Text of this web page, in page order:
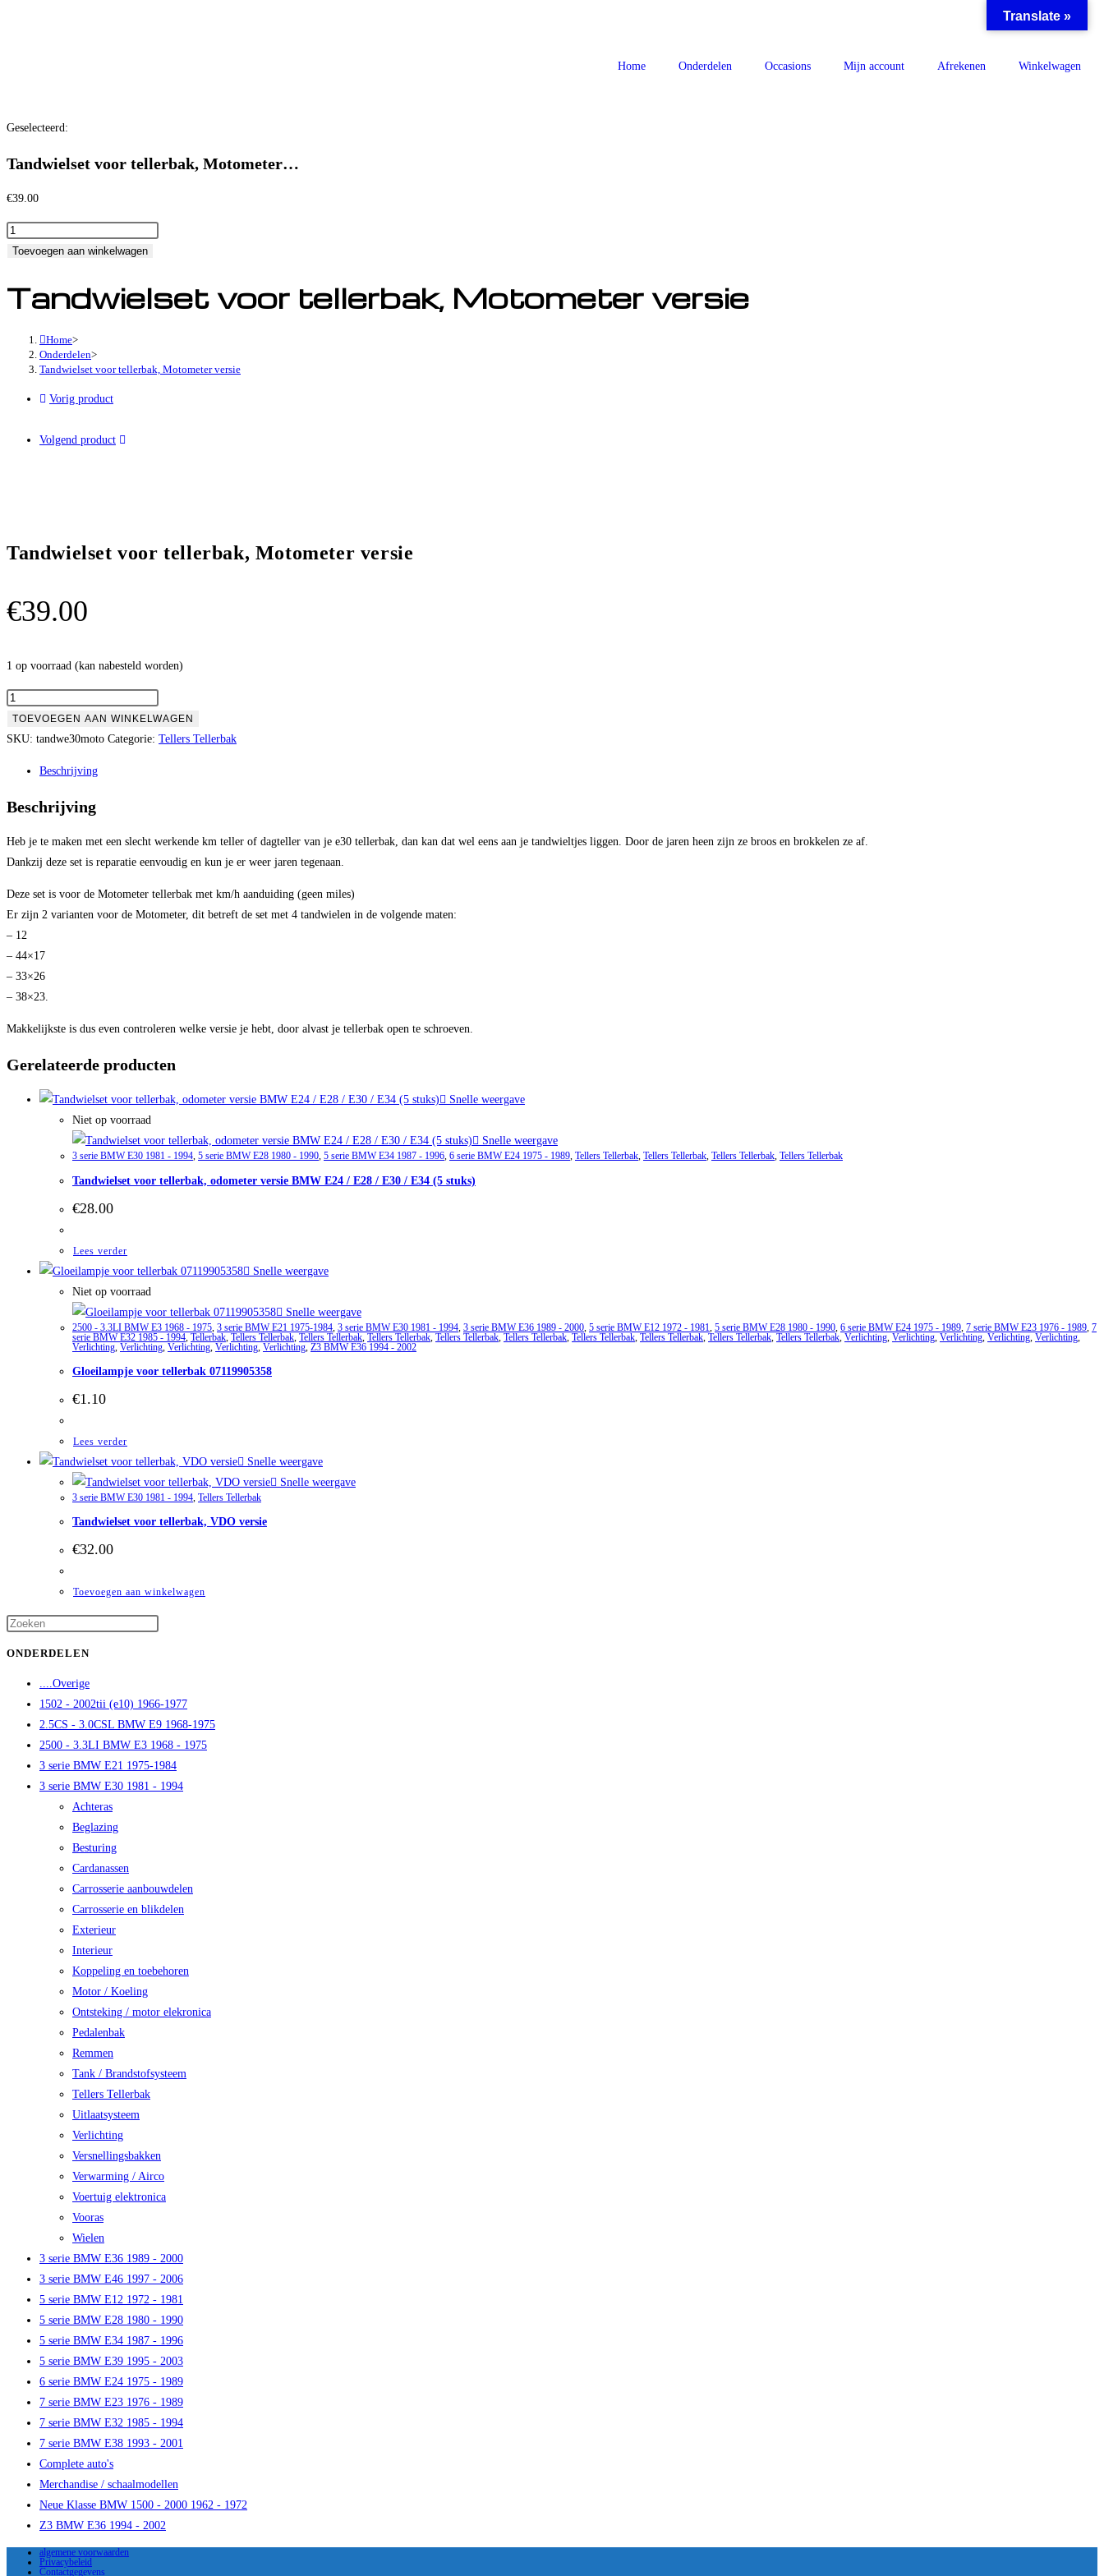
Home Onderdelen Occasions Mijn account Afrekenen Winkelwagen
Geselecteerd:
Tandwielset voor tellerbak, Motometer…
€39.00
Toevoegen aan winkelwagen
Tandwielset voor tellerbak, Motometer versie
Home>
Onderdelen>
Tandwielset voor tellerbak, Motometer versie
Vorig product
Volgend product
Tandwielset voor tellerbak, Motometer versie
€39.00
1 op voorraad (kan nabesteld worden)
TOEVOEGEN AAN WINKELWAGEN
SKU: tandwe30moto Categorie: Tellers Tellerbak
Beschrijving
Beschrijving
Heb je te maken met een slecht werkende km teller of dagteller van je e30 tellerbak, dan kan dat wel eens aan je tandwieltjes liggen. Door de jaren heen zijn ze broos en brokkelen ze af.
Dankzij deze set is reparatie eenvoudig en kun je er weer jaren tegenaan.
Deze set is voor de Motometer tellerbak met km/h aanduiding (geen miles)
Er zijn 2 varianten voor de Motometer, dit betreft de set met 4 tandwielen in de volgende maten:
– 12
– 44×17
– 33×26
– 38×23.
Makkelijkste is dus even controleren welke versie je hebt, door alvast je tellerbak open te schroeven.
Gerelateerde producten
Snelle weergave
Niet op voorraad
Snelle weergave
3 serie BMW E30 1981 - 1994, 5 serie BMW E28 1980 - 1990, 5 serie BMW E34 1987 - 1996, 6 serie BMW E24 1975 - 1989, Tellers Tellerbak, Tellers Tellerbak, Tellers Tellerbak, Tellers Tellerbak
Tandwielset voor tellerbak, odometer versie BMW E24 / E28 / E30 / E34 (5 stuks)
€28.00
Lees verder
Snelle weergave
Niet op voorraad
Snelle weergave
2500 - 3.3LI BMW E3 1968 - 1975 3 serie BMW E21 1975-1984 3 serie BMW E30 1981 - 1994 3 serie BMW E36 1989 - 2000 5 serie BMW E12 1972 - 1981 5 serie BMW E28 1980 - 1990 6 serie BMW E24 1975 - 1989 7 serie BMW E23 1976 - 1989 7
serie BMW E32 1985 - 1994 Tellerbak Tellers Tellerbak Tellers Tellerbak Tellers Tellerbak Tellers Tellerbak Tellers Tellerbak Tellers Tellerbak Tellers Tellerbak Tellers Tellerbak Tellers Tellerbak Verlichting Verlichting Verlichting Verlichting Verlichting
Verlichting Verlichting Verlichting Verlichting Verlichting Z3 BMW E36 1994 - 2002
Gloeilampje voor tellerbak 07119905358
€1.10
Lees verder
Snelle weergave
Snelle weergave
3 serie BMW E30 1981 - 1994 Tellers Tellerbak
Tandwielset voor tellerbak, VDO versie
€32.00
Toevoegen aan winkelwagen
ONDERDELEN
....Overige
1502 - 2002tii (e10) 1966-1977
2.5CS - 3.0CSL BMW E9 1968-1975
2500 - 3.3LI BMW E3 1968 - 1975
3 serie BMW E21 1975-1984
3 serie BMW E30 1981 - 1994
Achteras
Beglazing
Besturing
Cardanassen
Carrosserie aanbouwdelen
Carrosserie en blikdelen
Exterieur
Interieur
Koppeling en toebehoren
Motor / Koeling
Ontsteking / motor elekronica
Pedalenbak
Remmen
Tank / Brandstofsysteem
Tellers Tellerbak
Uitlaatsysteem
Verlichting
Versnellingsbakken
Verwarming / Airco
Voertuig elektronica
Vooras
Wielen
3 serie BMW E36 1989 - 2000
3 serie BMW E46 1997 - 2006
5 serie BMW E12 1972 - 1981
5 serie BMW E28 1980 - 1990
5 serie BMW E34 1987 - 1996
5 serie BMW E39 1995 - 2003
6 serie BMW E24 1975 - 1989
7 serie BMW E23 1976 - 1989
7 serie BMW E32 1985 - 1994
7 serie BMW E38 1993 - 2001
Complete auto's
Merchandise / schaalmodellen
Neue Klasse BMW 1500 - 2000 1962 - 1972
Z3 BMW E36 1994 - 2002
algemene voorwaarden
Privacybeleid
Contactgegevens
Translate »